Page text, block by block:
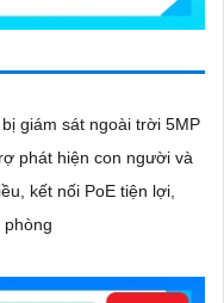
giám sát ngoài trời 5MP
phát hiện con người và
kết nối PoE tiện lợi,